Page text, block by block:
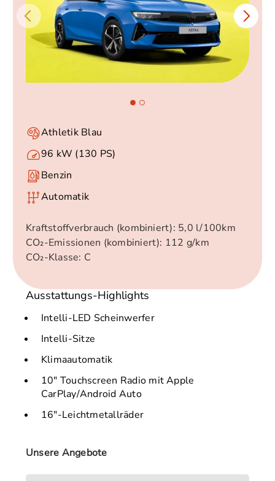
Athletik Blau
96 kW (130 PS)
Benzin
Automatik
Kraftstoffverbrauch (kombiniert): 5,0​ l/100km
CO₂-Emissionen (kombiniert): 112 g/km
CO₂-Klasse: C
Ausstattungs-Highlights
Intelli-LED Scheinwerfer
Intelli-Sitze
Klimaautomatik
10" Touchscreen Radio mit Apple
CarPlay/Android Auto
16"-Leichtmetallräder
Unsere Angebote